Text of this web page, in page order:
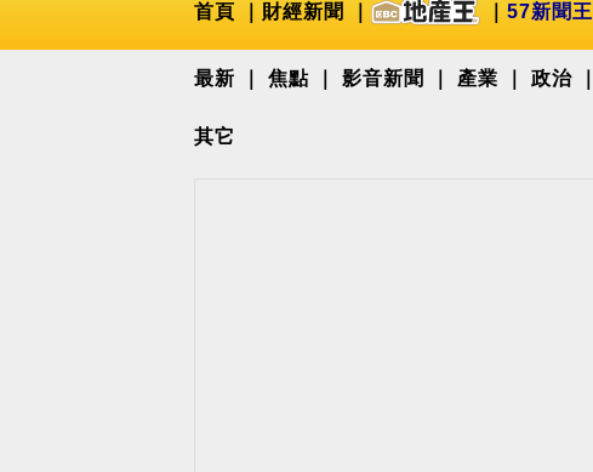
首頁 財經新聞 57新聞王
最新 焦點 影音新聞 產業 政治
其它